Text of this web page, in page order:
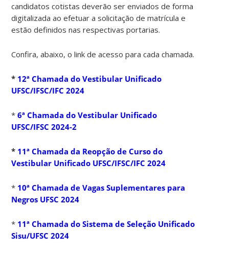
candidatos cotistas deverão ser enviados de forma
digitalizada ao efetuar a solicitação de matrícula e
estão definidos nas respectivas portarias.
Confira, abaixo, o link de acesso para cada chamada.
* 12ª Chamada do Vestibular Unificado
UFSC/IFSC/IFC 2024
*6ª Chamada do Vestibular Unificado
UFSC/IFSC 2024-2
* 11ª Chamada da Reopção de Curso do
Vestibular Unificado UFSC/IFSC/IFC 2024
* 10ª Chamada de Vagas Suplementares para
Negros UFSC 2024
* 11ª Chamada do Sistema de Seleção Unificado
Sisu/UFSC 2024